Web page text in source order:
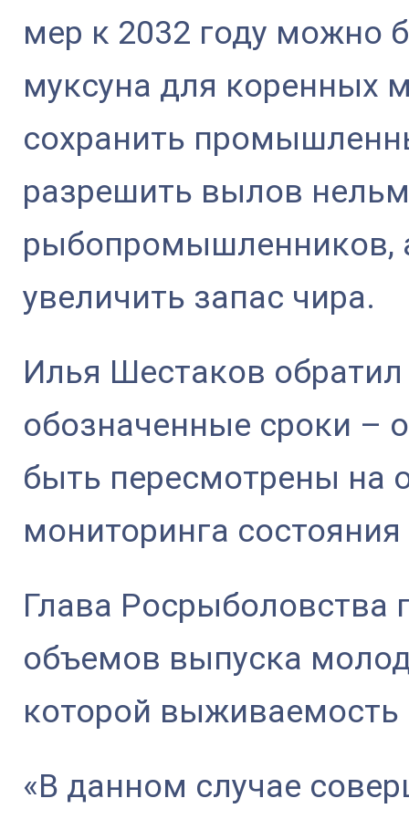
мер к 2032 году можно
муксуна для коренных
сохранить
разрешить вылов
рыбопромышленников,
увеличить запас чира.
Илья Шестаков
обозначенные сроки –
быть пересмотрены на
мониторинга
Глава Росрыболовства
объемов выпуска
которой
«В данном случае